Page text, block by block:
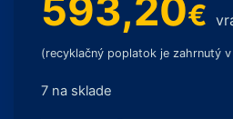
593,20€
(recyklačný poplatok je zahrnutý v
7 na sklade